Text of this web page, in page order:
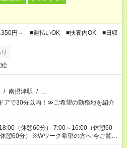
円～ ■週払いOK ■扶養内OK ■日収
/ 南摂津駅 / …
アで30分以内！≫ご希望の勤務地を紹介
望の方へ 今ご覧の
時間と、もう1つのお仕事の勤務時間の合